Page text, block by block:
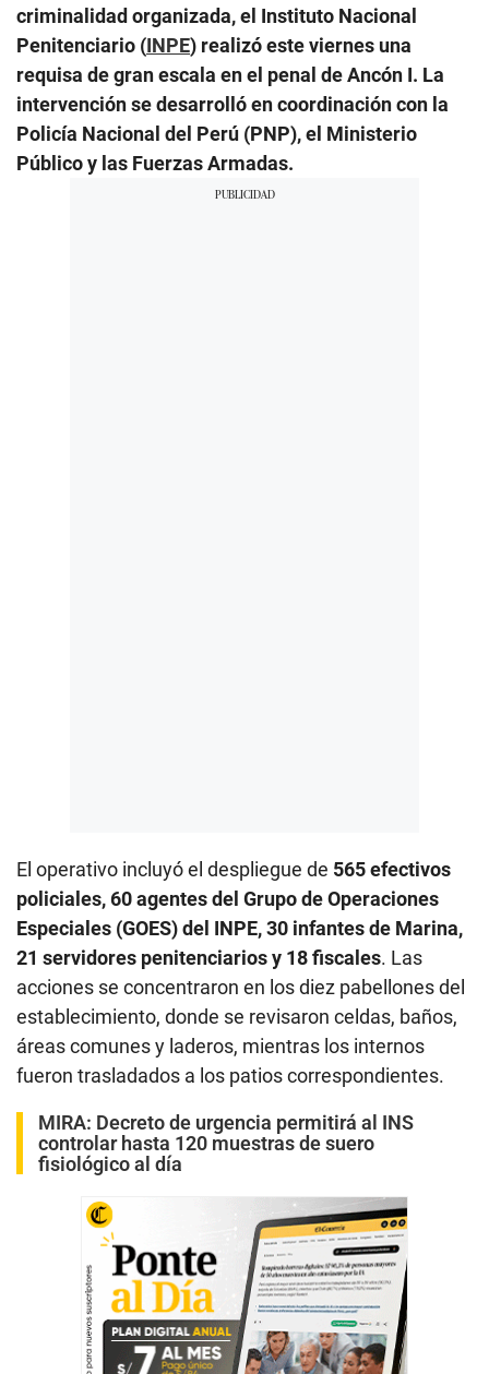
criminalidad organizada, el Instituto Nacional
Penitenciario (INPE) realizó este viernes una
requisa de gran escala en el penal de Ancón I. La
intervención se desarrolló en coordinación con la
Policía Nacional del Perú (PNP), el Ministerio
Público y las Fuerzas Armadas.
El operativo incluyó el despliegue de 565 efectivos
policiales, 60 agentes del Grupo de Operaciones
Especiales (GOES) del INPE, 30 infantes de Marina,
21 servidores penitenciarios y 18 fiscales. Las
acciones se concentraron en los diez pabellones del
establecimiento, donde se revisaron celdas, baños,
áreas comunes y laderos, mientras los internos
fueron trasladados a los patios correspondientes.
MIRA: Decreto de urgencia permitirá al INS
controlar hasta 120 muestras de suero
fisiológico al día